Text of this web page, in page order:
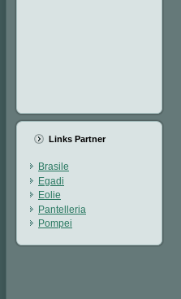
Links Partner
Brasile
Egadi
Eolie
Pantelleria
Pompei